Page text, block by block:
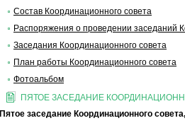
Состав Координационного совета
Распоряжения о проведении заседаний
Заседания Координационного cовета
План работы Координационного совета
Фотоальбом
ПЯТОЕ ЗАСЕДАНИЕ
Пятое заседание Координационного